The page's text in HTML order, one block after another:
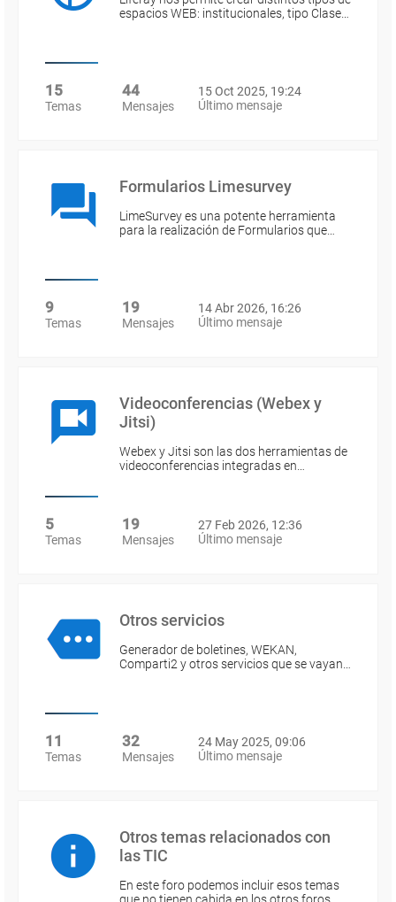
espacios WEB: institucionales, tipo Clase…
15
Temas
44
Mensajes
15 Oct 2025, 19:24
Último mensaje
Formularios Limesurvey
LimeSurvey es una potente herramienta
para la realización de Formularios que…
9
Temas
19
Mensajes
14 Abr 2026, 16:26
Último mensaje
Videoconferencias (Webex y
Jitsi)
Webex y Jitsi son las dos herramientas de
videoconferencias integradas en…
5
Temas
19
Mensajes
27 Feb 2026, 12:36
Último mensaje
Otros servicios
Generador de boletines, WEKAN,
Comparti2 y otros servicios que se vayan…
11
Temas
32
Mensajes
24 May 2025, 09:06
Último mensaje
Otros temas relacionados con
las TIC
En este foro podemos incluir esos temas